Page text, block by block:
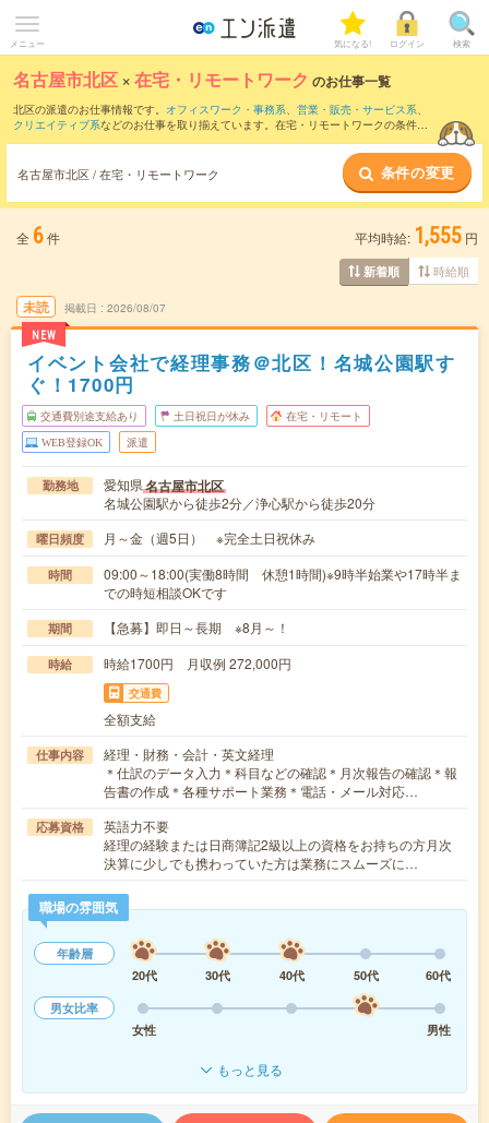
メニュー 気になる! ログイン 検索
名古屋市北区 ×在宅・リモートワーク のお仕事一覧
北区の派遣のお仕事情報です。 オフィスワーク・事務系、 営業・販売・サービス系、
クリエイティブ系などのお仕事を取り揃えています。在宅・リモートワークの条件の
名古屋市北区 / 在宅・リモートワーク 条件の変更
全 6件 平均時給: 1,555 円
新着順 時給順
未読
NEW
掲載日 2026/08/07
イベント会社で経理事務＠北区！名城公園駅す
ぐ！1700円
交通費別途支給あり 土日祝日が休み 在宅・リモート
WEB登録OK 派遣
勤務地 愛知県名古屋市北区
名城公園駅から徒歩2分／浄心駅から徒歩20分
曜日頻度 月～金（週5日） ※完全土日祝休み
時間
09:00～18:00(実働8時間 休憩1時間)※9時半始業や17時半ま
での時短相談OKです
期間 【急募】即日～長期 ※8月～！
時給 時給1700円 月収例 272,000円
交通費
全額支給
仕事内容
経理・財務・会計・英文経理
＊仕訳のデータ入力＊科目などの確認＊月次報告の確認＊報
告書の作成＊各種サポート業務＊電話・メール対応…
応募資格
英語力不要
経理の経験または日商簿記2級以上の資格をお持ちの方月次
決算に少しでも携わっていた方は業務にスムーズに…
職場の雰囲気
年齢層
20代
30代 40代 50代
60代
男女比率
女性
男性
もっと見る